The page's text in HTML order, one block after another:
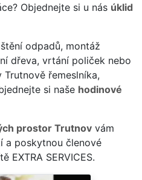
Objednejte si u nás úklid
odpadů, montáž
dřeva, vrtání poliček nebo
řemeslníka,
si naše hodinové
prostor Trutnov vám
a poskytnou členové
EXTRA SERVICES.